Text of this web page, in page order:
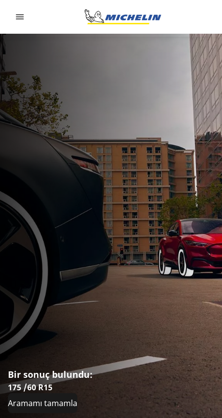
Bir sonuç bulundu:
175 /60 R15
Aramamı tamamla